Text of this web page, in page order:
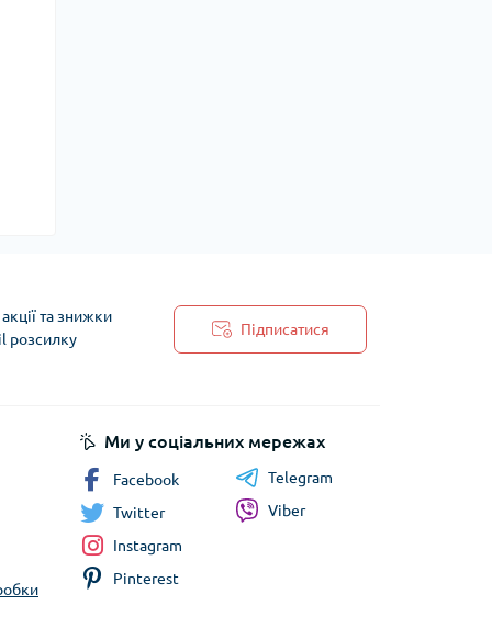
та знижки
розсилку
Підписатися
Ми у соціальних мережах
Facebook
Twitter
Instagram
Pinterest
Telegram
Viber